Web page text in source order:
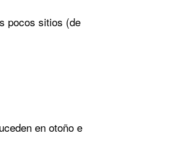
pocos sitios (de
en otoño e